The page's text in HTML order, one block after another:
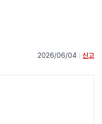
2026/06/04 신고